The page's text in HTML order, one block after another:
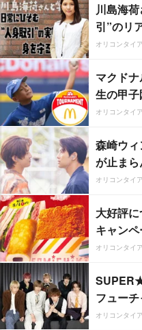
川島海
引”のリ
オリコンタイ
マクド
生の甲子
オリコンタイ
森崎ウ
が止まら
オリコンタイ
大好評
キャン
オリコンタイ
フューチ
オリコンタイ